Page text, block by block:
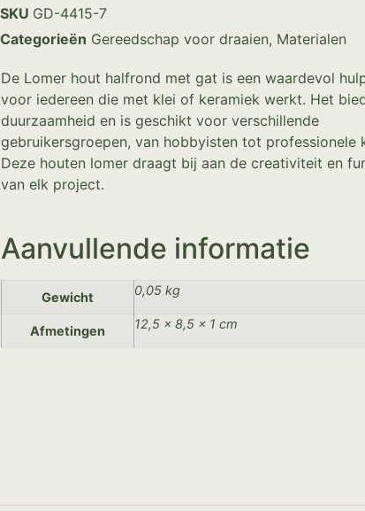
SKU GD-4415-7
Categorieën Gereedschap voor draaien, Materialen
De Lomer hout halfrond met gat is een waardevol
voor iedereen die met klei of keramiek werkt. Het
duurzaamheid en is geschikt voor verschillende
gebruikersgroepen, van hobbyisten tot professionele
Deze houten lomer draagt bij aan de creativiteit en
van elk project.
Aanvullende informatie
Gewicht 0,05 kg
Afmetingen 12,5 × 8,5 × 1 cm